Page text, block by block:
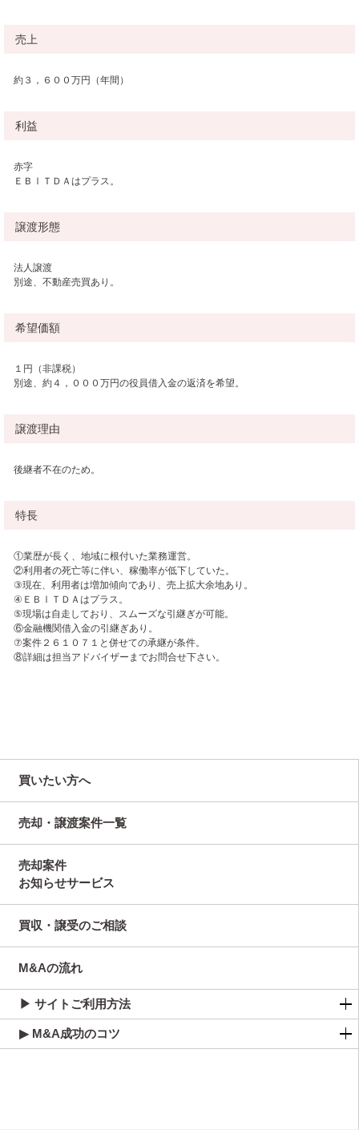
売上
約３，６００万円（年間）
利益
赤字
ＥＢⅠＴＤＡはプラス。
譲渡形態
法人譲渡
別途、不動産売買あり。
希望価額
１円（非課税）
別途、約４，０００万円の役員借入金の返済を希望。
譲渡理由
後継者不在のため。
特長
①業歴が長く、地域に根付いた業務運営。
②利用者の死亡等に伴い、稼働率が低下していた。
③現在、利用者は増加傾向であり、売上拡大余地あり。
④ＥＢⅠＴＤＡはプラス。
⑤現場は自走しており、スムーズな引継ぎが可能。
⑥金融機関借入金の引継ぎあり。
⑦案件２６１０７１と併せての承継が条件。
⑧詳細は担当アドバイザーまでお問合せ下さい。
買いたい方へ
売却・譲渡案件一覧
売却案件
お知らせサービス
買収・譲受のご相談
M&Aの流れ
▶ サイトご利用方法
▶ M&A成功のコツ